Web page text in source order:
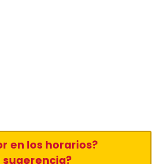
en los horarios?
sugerencia?